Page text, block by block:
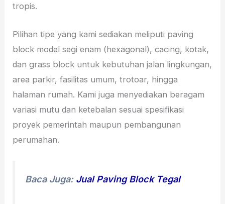
tropis.
Pilihan tipe yang kami sediakan meliputi paving
block model segi enam (hexagonal), cacing, kotak,
dan grass block untuk kebutuhan jalan lingkungan,
area parkir, fasilitas umum, trotoar, hingga
halaman rumah. Kami juga menyediakan beragam
variasi mutu dan ketebalan sesuai spesifikasi
proyek pemerintah maupun pembangunan
perumahan.
Baca Juga: Jual Paving Block Tegal